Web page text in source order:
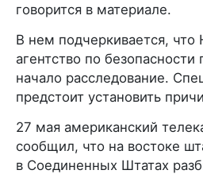
говорится в материале.
В нем подчеркивается, что
агентство по
начало расследование.
предстоит установить
27 мая американский
сообщил, что на востоке
в Соединенных Штатах